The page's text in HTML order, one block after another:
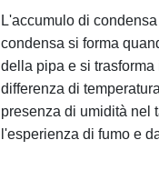
L'accumulo di
condensa si forma
della pipa e si
differenza di
presenza di umidità nel
l'esperienza di fumo e